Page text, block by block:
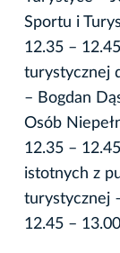
Sportu i
12.35 –
turystycznej
– Bogdan
Osób
12.35 –
istotnych z
turystycznej
12.45 –